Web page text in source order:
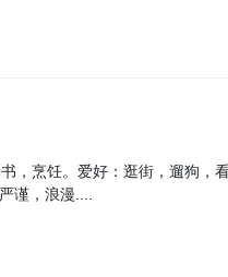
，烹饪。爱好：逛街，遛狗，
谨，浪漫....